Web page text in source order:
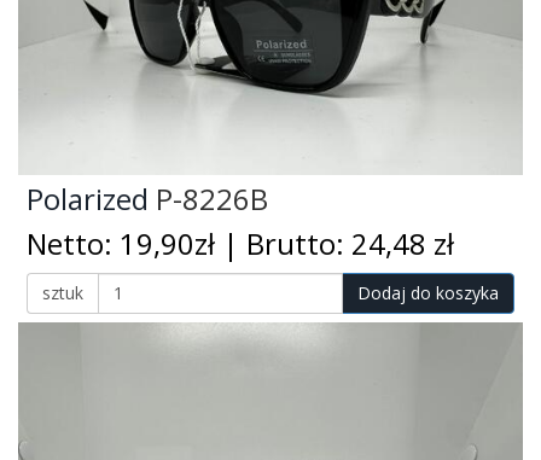
Polarized P-8226B
Netto: 19,90zł | Brutto: 24,48 zł
sztuk Dodaj do koszyka